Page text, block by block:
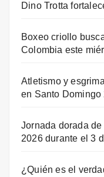
Dino Trotta
Boxeo criollo
Colombia este
Atletismo y
en Santo Domingo
Jornada dorada
2026 durante el 3
¿Quién es el